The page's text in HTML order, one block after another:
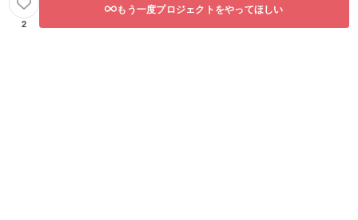
2
もう一度プロジェクトをやってほしい